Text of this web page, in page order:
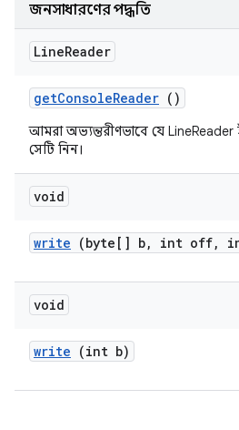
জনসাধারণের পদ্ধতি
LineReader
getConsoleReader ()
আমরা অভ্যন্তরীণভাবে যে LineReader
সেটি নিন।
void
write (byte[] b, int off,
void
write (int b)